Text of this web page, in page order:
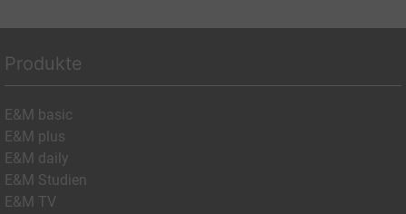
Produkte
E&M basic
E&M plus
E&M daily
E&M Studien
E&M TV